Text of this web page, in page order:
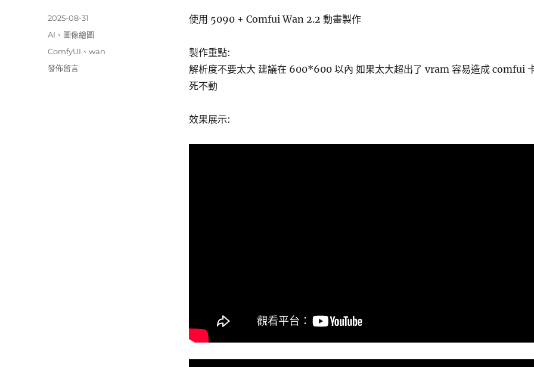
使用 5090 + Comfui Wan 2.2 動畫製作
製作重點:
解析度不要太大 建議在 600*600 以內 如果太大超出了 vram 容易造成 comfui
死不動
效果展示:
發
期:
2025-08-31
分
AI 、 圖像繪圖
標
籤
ComfyUI 、wan
在
發佈留言